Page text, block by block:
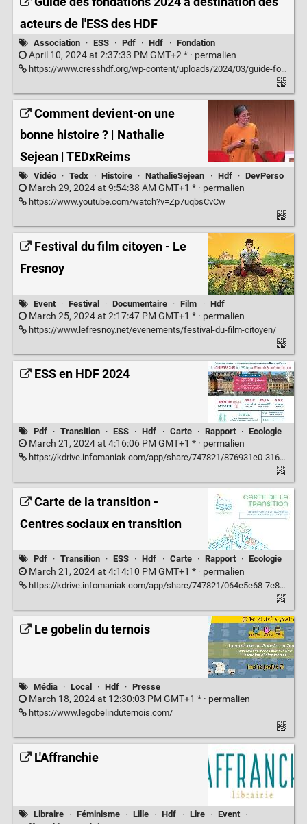
acteurs de l'ESS des HDF
Association · ESS · Pdf · Hdf · Fondation
April 10, 2024 at 2:37:33 PM GMT+2 * · permalien
https://www.cresshdf.org/wp-content/uploads/2024/03/guide-fondations-2024-v10.pdf
Comment devient-on une
bonne histoire ? | Nathalie
Sejean | TEDxReims
Vidéo · Tedx · Histoire · NathalieSejean · Hdf · DevPerso
March 29, 2024 at 9:54:38 AM GMT+1 * · permalien
https://www.youtube.com/watch?v=Zp7uqbsCvCw
Festival du film citoyen - Le
Fresnoy
Event · Festival · Documentaire · Film · Hdf
March 25, 2024 at 2:17:47 PM GMT+1 * · permalien
https://www.lefresnoy.net/evenements/festival-du-film-citoyen/
ESS en HDF 2024
Pdf · Transition · ESS · Hdf · Carte · Rapport · Ecologie
March 21, 2024 at 4:16:06 PM GMT+1 * · permalien
https://kdrive.infomaniak.com/app/share/747821/876931e0-316b-49f8-b91d-90e09440885f
Carte de la transition -
Centres sociaux en transition
Pdf · Transition · ESS · Hdf · Carte · Rapport · Ecologie
March 21, 2024 at 4:14:10 PM GMT+1 * · permalien
https://kdrive.infomaniak.com/app/share/747821/064e5e68-7e8b-40db-9a11-96194eb87380
Le gobelin du ternois
Média · Local · Hdf · Presse
March 18, 2024 at 12:30:03 PM GMT+1 * · permalien
https://www.legobelinduternois.com/
L'Affranchie
Libraire · Féminisme · Lille · Hdf · Lire · Event
·